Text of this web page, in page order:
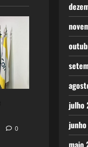
0
julho
maio